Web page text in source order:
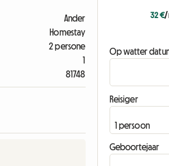
Ander
Homestay
2 persone
1
81748
32 €/
Op watter
Reisiger
Geboortejaar